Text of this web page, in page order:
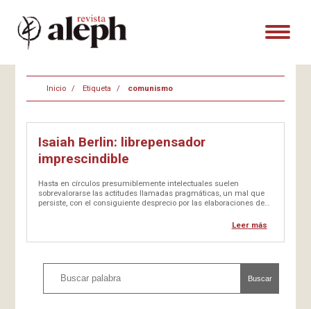
Inicio Etiqueta comunismo
Isaiah Berlin: librepensador
imprescindible
Hasta en círculos presumiblemente intelectuales suelen
sobrevalorarse las actitudes llamadas pragmáticas, un mal que
persiste, con el consiguiente desprecio por las elaboraciones de
«academia». De ahí la importancia de hacer énfasis en
personalidades del pensamiento que han impactado…
Leer más
Buscar